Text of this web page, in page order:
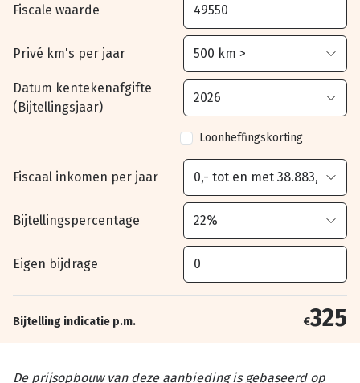
Fiscale waarde
Privé km's per jaar
Datum kentekenafgifte
(Bijtellingsjaar)
Loonheffingskorting
Fiscaal inkomen per jaar
Bijtellingspercentage
Eigen bijdrage
Bijtelling indicatie p.m. €325
De prijsopbouw van deze aanbieding is gebaseerd op